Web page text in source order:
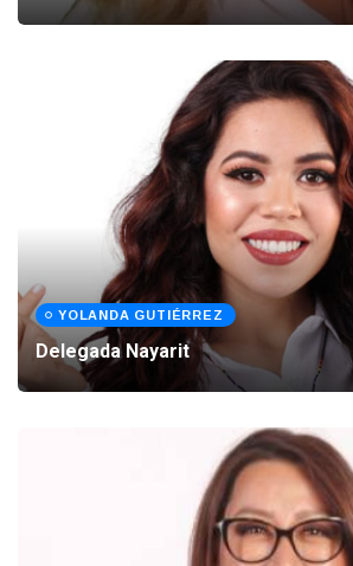
YOLANDA GUTIÉRREZ
Delegada Nayarit